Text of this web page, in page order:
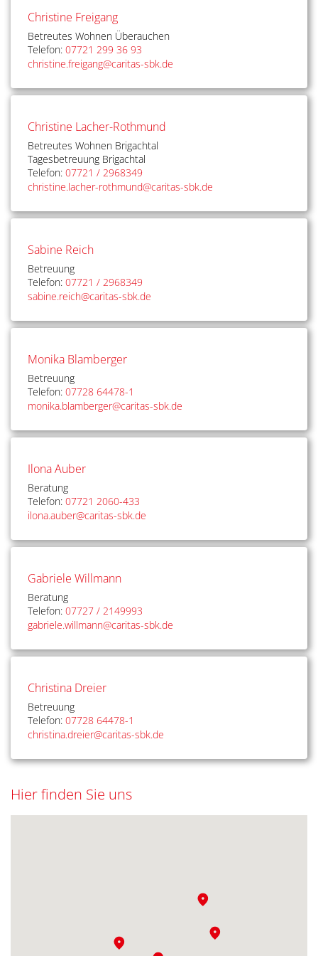
Christine Freigang
Betreutes Wohnen Überauchen
Telefon: 07721 299 36 93
christine.freigang@caritas-sbk.de
Christine Lacher-Rothmund
Betreutes Wohnen Brigachtal
Tagesbetreuung Brigachtal
Telefon: 07721 / 2968349
christine.lacher-rothmund@caritas-sbk.de
Sabine Reich
Betreuung
Telefon: 07721 / 2968349
sabine.reich@caritas-sbk.de
Monika Blamberger
Betreuung
Telefon: 07728 64478-1
monika.blamberger@caritas-sbk.de
Ilona Auber
Beratung
Telefon: 07721 2060-433
ilona.auber@caritas-sbk.de
Gabriele Willmann
Beratung
Telefon: 07727 / 2149993
gabriele.willmann@caritas-sbk.de
Christina Dreier
Betreuung
Telefon: 07728 64478-1
christina.dreier@caritas-sbk.de
Hier finden Sie uns